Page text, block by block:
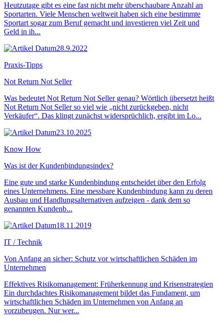
Heutzutage gibt es eine fast nicht mehr überschaubare Anzahl an
Sportarten. Viele Menschen weltweit haben sich eine bestimmte
Sportart sogar zum Beruf gemacht und investieren viel Zeit und
Geld in ih...
28.9.2022
Praxis-Tipps
Not Return Not Seller
Was bedeutet Not Return Not Seller genau? Wörtlich übersetzt heißt
Not Return Not Seller so viel wie „nicht zurückgeben, nicht
Verkäufer“. Das klingt zunächst widersprüchlich, ergibt im Lo...
23.10.2025
Know How
Was ist der Kundenbindungsindex?
Eine gute und starke Kundenbindung entscheidet über den Erfolg
eines Unternehmens. Eine messbare Kundenbindung kann zu deren
Ausbau und Handlungsalternativen aufzeigen - dank dem so
genannten Kundenb...
18.11.2019
IT / Technik
Von Anfang an sicher: Schutz vor wirtschaftlichen Schäden im
Unternehmen
Effektives Risikomanagement: Früherkennung und Krisenstrategien
Ein durchdachtes Risikomanagement bildet das Fundament, um
wirtschaftlichen Schäden im Unternehmen von Anfang an
vorzubeugen. Nur wer...